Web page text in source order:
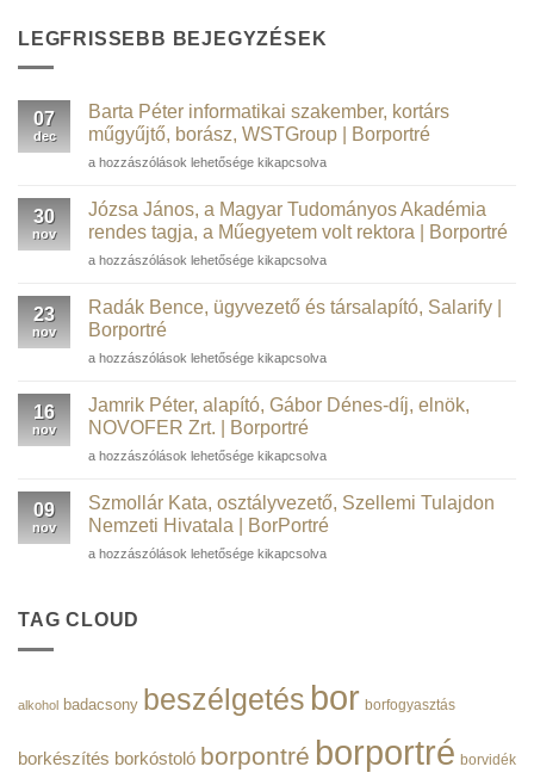
LEGFRISSEBB BEJEGYZÉSEK
07
dec
Barta Péter informatikai szakember, kortárs
műgyűjtő, borász, WSTGroup | Borportré
Barta
informatikai
szakember,
műgyűjtő,
WSTGroup |
Borportré
a hozzászólások lehetősége kikapcsolva
30
nov
Józsa János, a Magyar Tudományos Akadémia
rendes tagja, a Műegyetem volt rektora | Borportré
Józsa
a
Magyar
Tudományos
Akadémia
tagja,
a
volt
|
Borportré
bejegyzéshez
a hozzászólások lehetősége kikapcsolva
23
nov
Radák Bence, ügyvezető és társalapító, Salarify |
Borportré
Radák
ügyvezető
és
Salarify
Borportré
bejegyzéshez
a hozzászólások lehetősége kikapcsolva
16
nov
Jamrik Péter, alapító, Gábor Dénes-díj, elnök,
NOVOFER Zrt. | Borportré
Jamrik
alapító,
Gábor
díj,
Zrt.
a hozzászólások lehetősége kikapcsolva
09
nov
Szmollár Kata, osztályvezető, Szellemi Tulajdon
Nemzeti Hivatala | BorPortré
Szmollár
Szellemi
BorPortré
a hozzászólások lehetősége kikapcsolva
TAG CLOUD
alkohol badacsony beszélgetés bor borfogyasztás
borkészítés borkóstoló borpontré borportré borvidék